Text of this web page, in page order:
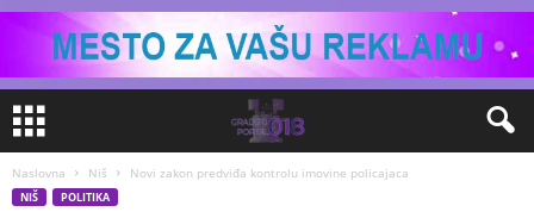
Naslovna Niš Novi zakon predviđa kontrolu imovine policajaca
NIŠ POLITIKA